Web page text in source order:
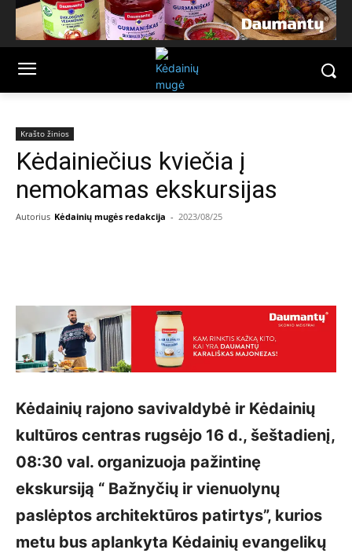
Krašto žinios
Kėdainiečius kviečia į
nemokamas ekskursijas
Autorius Kėdainių mugės redakcija - 2023/08/25
Kėdainių rajono savivaldybė ir Kėdainių
kultūros centras rugsėjo 16 d., šeštadienį,
08:30 val. organizuoja pažintinę
ekskursiją “ Bažnyčių ir vienuolynų
paslėptos architektūros patirtys”, kurios
metu bus aplankyta Kėdainių evangelikų